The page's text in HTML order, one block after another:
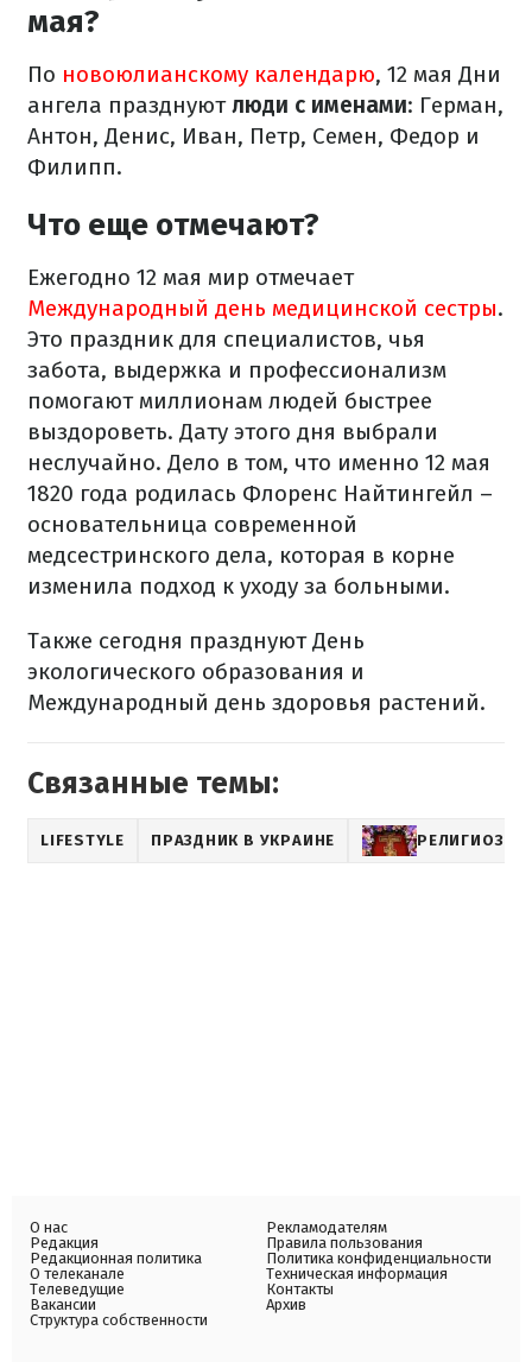
мая?
По новоюлианскому календарю, 12 мая Дни
ангела празднуютлюди с именами: Герман,
Антон, Денис, Иван, Петр, Семен, Федор и
Филипп.
Что еще отмечают?
Ежегодно 12 мая мир отмечает
Международный день медицинской сестры.
Это праздник для специалистов, чья
забота, выдержка и профессионализм
помогают миллионам людей быстрее
выздороветь. Дату этого дня выбрали
неслучайно. Дело в том, что именно 12 мая
1820 года родилась Флоренс Найтингейл –
основательница современной
медсестринского дела, которая в корне
изменила подход к уходу за больными.
Также сегодня празднуют День
экологического образования и
Международный день здоровья растений.
Связанные темы:
LIFESTYLE ПРАЗДНИК В УКРАИНЕ
О нас
Редакция
Редакционная политика
О телеканале
Телеведущие
Вакансии
Структура собственности
Рекламодателям
Правила пользования
Политика конфиденциальности
Техническая информация
Контакты
Архив